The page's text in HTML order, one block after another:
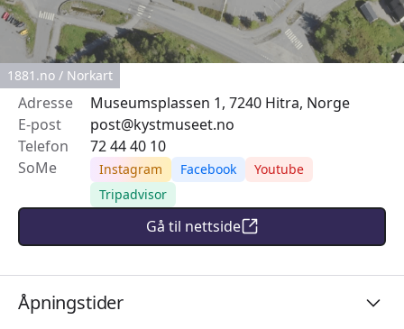
1881.no / Norkart
Adresse
Museumsplassen 1, 7240 Hitra, Norge
E-post
post@kystmuseet.no
Telefon
72 44 40 10
SoMe
Instagram Facebook
Youtube
Tripadvisor
Gå til nettside
Åpningstider